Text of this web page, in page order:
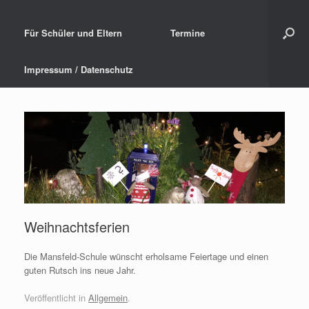
Für Schüler und Eltern Termine
Impressum / Datenschutz
Weihnachtsferien
Die Mansfeld-Schule wünscht erholsame Feiertage und einen
guten Rutsch ins neue Jahr.
Veröffentlicht in Allgemein.